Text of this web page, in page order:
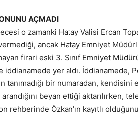
AÇMADI
o zamanki Hatay Valisi Ercan
ancak Hatay Emniyet
firari eski 3. Sınıf Emniyet
yer aldı. İddianamede,
tanımadığı bir numaradan, kendisini
arandığını beyan ettiği aktarılırken,
rehberinde Özkan’ın kayıtlı